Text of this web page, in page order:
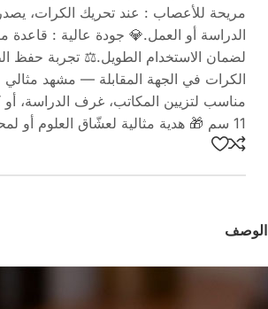
مريحة للأعصاب : عند تحريك الكرات،
الدراسة أو العمل.💎 جودة عالية :
لضمان الاستخدام الطويل.⚖️ تجربة حفظ
الكرات في الجهة المقابلة — مشهد مثالي
11 سم 🎁 هدية مثالية لعشّاق العلوم أو لمحبي الديكور الذكي والألعاب المكتبية الراقية.
الوصف